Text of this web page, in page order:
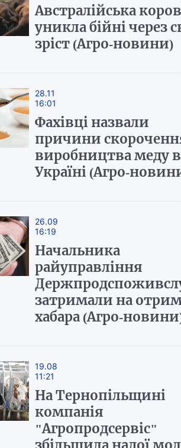
Австралійська
уникла бійні через
зріст (Агро-новини)
28.11
16:01
Фахівці назвали
причини
виробництва меду в
Україні (Агро-
26.09
16:19
Начальника
райуправління
затримали на
хабара (Агро-
19.08
11:21
На Тернопільщині
компанія
"Агропродсервіс"